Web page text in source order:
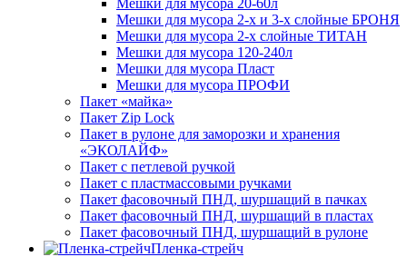
Мешки для мусора 2-х и 3-х слойные БРОНЯ
Мешки для мусора 2-х слойные ТИТАН
Мешки для мусора 120-240л
Мешки для мусора Пласт
Мешки для мусора ПРОФИ
Пакет «майка»
Пакет Zip Lock
Пакет в рулоне для заморозки и хранения
«ЭКОЛАЙФ»
Пакет с петлевой ручкой
Пакет с пластмассовыми ручками
Пакет фасовочный ПНД, шуршащий в пачках
Пакет фасовочный ПНД, шуршащий в пластах
Пакет фасовочный ПНД, шуршащий в рулоне
Пленка-стрейч